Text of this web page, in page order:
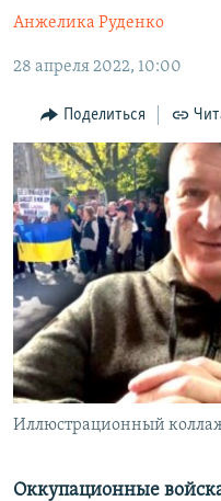
главной
Вернутся
поиску
11 ЛЕТ ОККУПАЦИИ
ЕЩЕ
ИНТЕРАКТИВ
ИНФОГРАФИКА
ТЕЛЕПРОЕКТ КРЫМ.РЕАЛИИ
СОВЕТЫ
ПРОПАВШИЕ БЕЗ ВЕСТИ
ПОБЕДИТЕЛЕЙ НЕ СУДЯТ?
КРЫМ.НЕПОКОРЕННЫЙ
ELIFBE
УКРАИНСКАЯ ПРОБЛЕМА
РАДІО СВОБОДА
КАК ОБОЙТИ
Українською
Qırımtatar
ПРИСОЕДИНЯЙТЕСЬ!
Все сайты RFE/RL
Анжелика Руденко
28 апреля 2022, 10:00
Поделиться
Иллюстрационный
Оккупационные